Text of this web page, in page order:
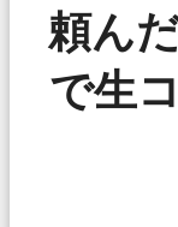
頼ん
で生